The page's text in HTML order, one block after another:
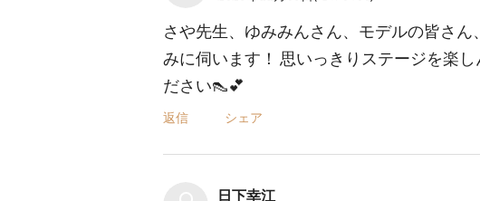
さや先生、ゆみみんさん、モデルの皆さん
みに伺います！ 思いっきりステージを楽
ださい👠💕
返信 シェア
日下幸江